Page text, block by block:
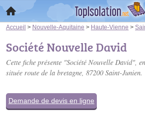
Accueil > Nouvelle-Aquitaine > Haute-Vienne >
Société Nouvelle David
Cette fiche présente "Société Nouvelle David",
située route de la bretagne, 87200 Saint-Junien.
Demande de devis en ligne